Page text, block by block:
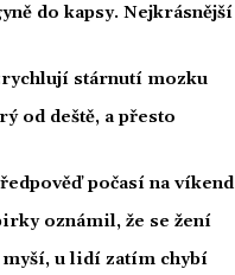
do kapsy. Nejkrásnější
stárnutí mozku
od deště, a přesto
počasí na víkend
oznámil, že se žení
u lidí zatím chybí